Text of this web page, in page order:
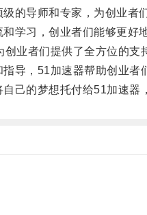
导师和专家，为创业者
习，创业者们能够更好
者们提供了全方位的支
，51加速器帮助创业者
的梦想托付给51加速器